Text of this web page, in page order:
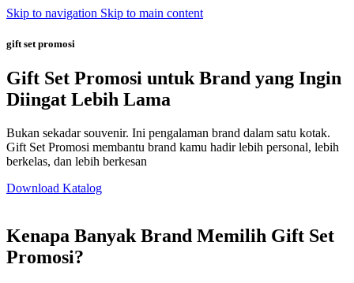
Skip to navigation Skip to main content
gift set promosi
Gift Set Promosi untuk Brand yang Ingin
Diingat Lebih Lama
Bukan sekadar souvenir. Ini pengalaman brand dalam satu kotak.
Gift Set Promosi membantu brand kamu hadir lebih personal, lebih
berkelas, dan lebih berkesan
Download Katalog
Kenapa Banyak Brand Memilih Gift Set
Promosi?